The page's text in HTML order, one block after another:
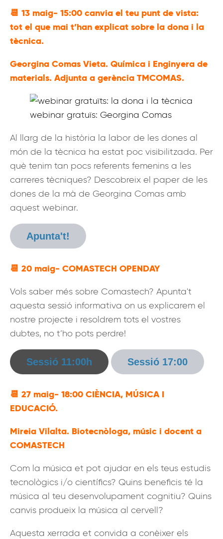
📆 13 maig- 15:00 canvia el teu punt de vista:
tot el que mai t’han explicat sobre la dona i la
tècnica.
Georgina Comas Vieta. Química i Enginyera de
materials. Adjunta a gerència TMCOMAS.
webinar gratuïs: Georgina Comas
Al llarg de la història la labor de les dones al
món de la tècnica ha estat poc visibilitzada. Per
què tenim tan pocs referents femenins a les
carreres tècniques? Descobreix el paper de les
dones de la mà de Georgina Comas amb
aquest webinar.
Apunta't!
📆 20 maig- COMASTECH OPENDAY
Vols saber més sobre Comastech? Apunta't
aquesta sessió informativa on us explicarem el
nostre projecte i resoldrem tots el vostres
dubtes, no t’ho pots perdre!
Sessió 11:00h Sessió 17:00
📆 27 maig- 18:00 CIÈNCIA, MÚSICA I
EDUCACIÓ.
Mireia Vilalta. Biotecnòloga, músic i docent a
COMASTECH
Com la música et pot ajudar en els teus estudis
tecnològics i/o científics? Quins beneficis té la
música al teu desenvolupament cognitiu? Quins
canvis produeix la música al cervell?
Aquesta xerrada et convida a conèixer els